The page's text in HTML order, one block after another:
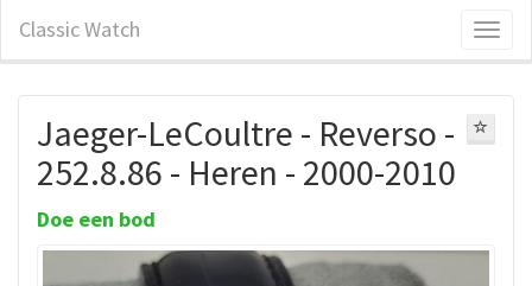
Classic Watch
Jaeger-LeCoultre - Reverso -
252.8.86 - Heren - 2000-2010
Doe een bod